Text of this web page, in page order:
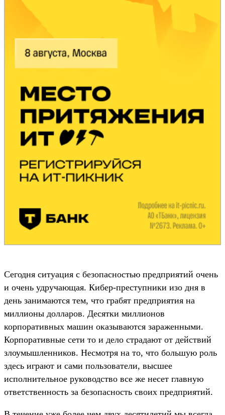
Сегодня ситуация с безопасностью предприятий очень
и очень удручающая. Кибер-преступники изо дня в
день занимаются тем, что грабят предприятия на
миллионы долларов. Десятки миллионов
корпоративных машин оказываются зараженными.
Корпоративные сети то и дело страдают от действий
злоумышленников. Несмотря на то, что большую роль
здесь играют и сами пользователи, высшее
исполнительное руководство все же несет главную
ответственность за безопасность своих предприятий.